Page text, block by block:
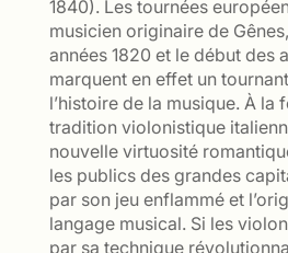
1840). Les tournées
musicien originaire de
années 1820 et le début des
marquent en effet un
l’histoire de la musique. À la
tradition violonistique
nouvelle virtuosité
les publics des grandes
par son jeu enflammé et
langage musical. Si les
par sa technique